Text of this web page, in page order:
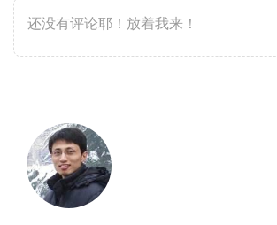
还没有评论耶！放着我来！